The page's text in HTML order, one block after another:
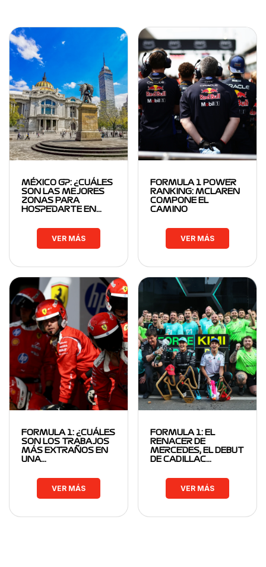
MÉXICO GP: ¿CUÁLES
SON LAS MEJORES
ZONAS PARA
HOSPEDARTE EN…
VER MÁS
FORMULA 1 POWER
RANKING: MCLAREN
COMPONE EL
CAMINO
VER MÁS
FORMULA 1: ¿CUÁLES
SON LOS TRABAJOS
MÁS EXTRAÑOS EN
UNA…
VER MÁS
FORMULA 1: EL
RENACER DE
MERCEDES, EL DEBUT
DE CADILLAC…
VER MÁS